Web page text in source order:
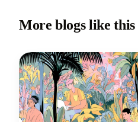
More blogs like this